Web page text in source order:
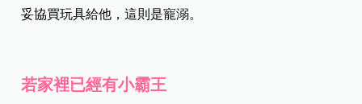
妥協買玩具給他，這則是寵溺。
若家裡已經有小霸王